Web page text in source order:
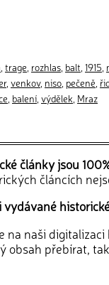
trage rozhlas balt 1915
, venkov, niso pečeně
balení výdělek Mraz
články jsou
článcích
vydávané
na naši
obsah přebírat,